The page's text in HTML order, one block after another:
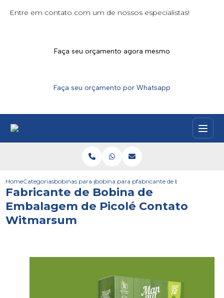
Entre em contato com um de nossos especialistas!
Faça seu orçamento agora mesmo
Faça seu orçamento por Whatsapp
HomeCategoriasbobinas para picolesbobina para picole personalizada
fabricante de bobina de
Fabricante de Bobina de
Embalagem de Picolé Contato
Witmarsum